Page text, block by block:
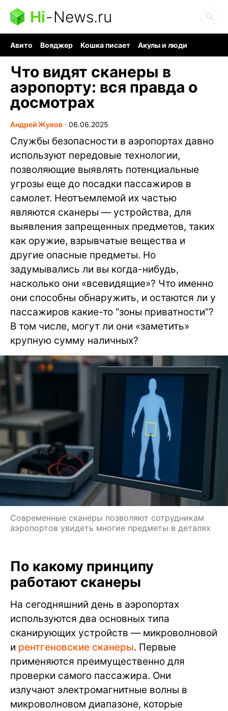
Hi-News.ru
Авито Вояджер Кошка писает
Акулы и люди
Что видят сканеры в
аэропорту: вся правда о
досмотрах
Андрей Жуков ∙ 06.06.2025
Службы безопасности в аэропортах давно
используют передовые технологии,
позволяющие выявлять потенциальные
угрозы еще до посадки пассажиров в
самолет. Неотъемлемой их частью
являются сканеры — устройства, для
выявления запрещенных предметов, таких
как оружие, взрывчатые вещества и
другие опасные предметы. Но
задумывались ли вы когда-нибудь,
насколько они «всевидящие»? Что именно
они способны обнаружить, и остаются ли у
пассажиров какие-то “зоны приватности”?
В том числе, могут ли они «заметить»
крупную сумму наличных?
Современные сканеры позволяют сотрудникам
аэропортов увидеть многие предметы в деталях
По какому принципу
работают сканеры
На сегодняшний день в аэропортах
используются два основных типа
сканирующих устройств — микроволновой
и рентгеновские сканеры. Первые
применяются преимущественно для
проверки самого пассажира. Они
излучают электромагнитные волны в
микроволновом диапазоне, которые